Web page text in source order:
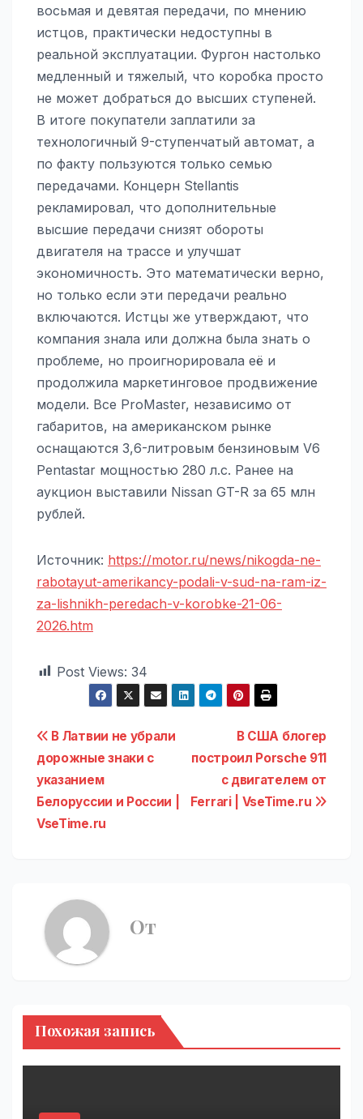
восьмая и девятая передачи, по мнению
истцов, практически недоступны в
реальной эксплуатации. Фургон настолько
медленный и тяжелый, что коробка просто
не может добраться до высших ступеней.
В итоге покупатели заплатили за
технологичный 9-ступенчатый автомат, а
по факту пользуются только семью
передачами. Концерн Stellantis
рекламировал, что дополнительные
высшие передачи снизят обороты
двигателя на трассе и улучшат
экономичность. Это математически верно,
но только если эти передачи реально
включаются. Истцы же утверждают, что
компания знала или должна была знать о
проблеме, но проигнорировала её и
продолжила маркетинговое продвижение
модели. Все ProMaster, независимо от
габаритов, на американском рынке
оснащаются 3,6-литровым бензиновым V6
Pentastar мощностью 280 л.с. Ранее на
аукцион выставили Nissan GT-R за 65 млн
рублей.
Источник: https://motor.ru/news/nikogda-ne-
rabotayut-amerikancy-podali-v-sud-na-ram-iz-
za-lishnikh-peredach-v-korobke-21-06-
2026.htm
Post Views: 34
Навигация
по
записям
В США блогер
построил Porsche 911
с двигателем от
Ferrari | VseTime.ru
В Латвии не убрали
дорожные знаки с
указанием
Белоруссии и России |
VseTime.ru
От
Похожая запись